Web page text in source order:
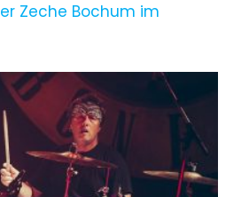
Zeche Bochum im